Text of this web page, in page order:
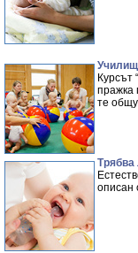
Курсът
пражка
те
Трябва
описан